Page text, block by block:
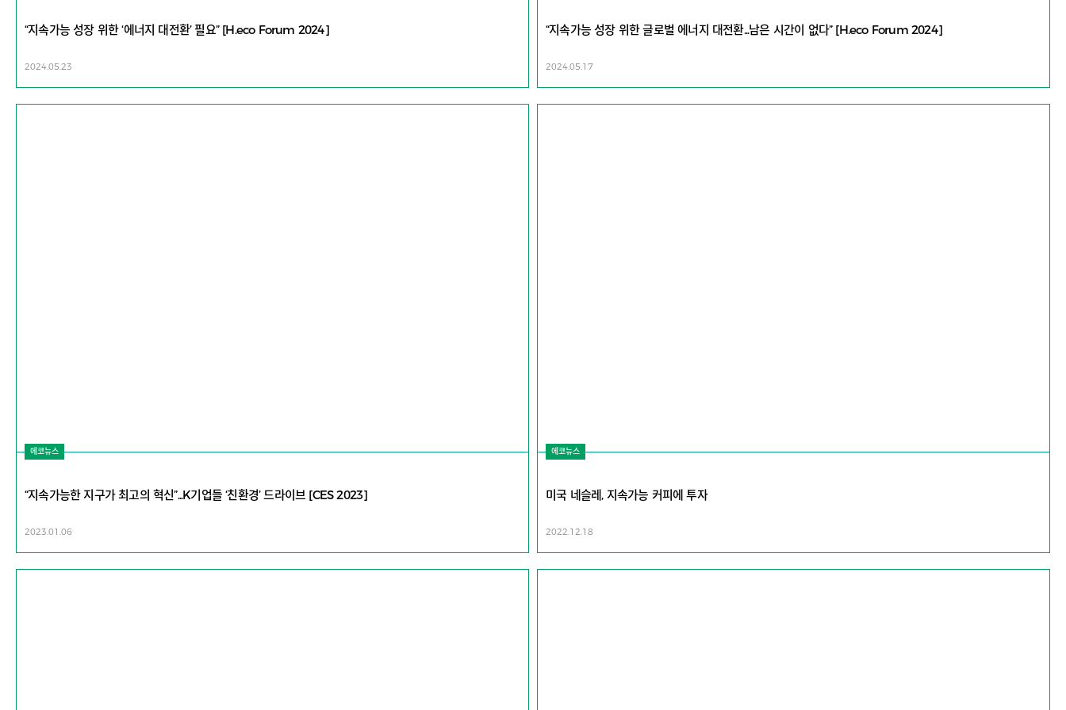
“지속가능 성장 위한 ‘에너지 대전환’ 필요” [H.eco Forum 2024]
2024.05.23
“지속가능 성장 위한 글로벌 에너지 대전환...남은 시간이 없다” [H.eco Forum 2024]
2024.05.17
에코뉴스
“지속가능한 지구가 최고의 혁신”...K기업들 ‘친환경’ 드라이브 [CES 2023]
2023.01.06
에코뉴스
미국 네슬레, 지속가능 커피에 투자
2022.12.18